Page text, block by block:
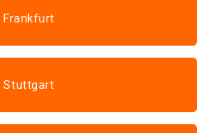
Frankfurt
Stuttgart